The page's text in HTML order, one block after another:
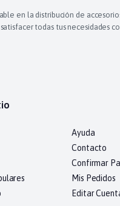
en la distribución de
todas tus necesidades
Ayuda
Contacto
Confirmar
Mis Pedidos
Editar